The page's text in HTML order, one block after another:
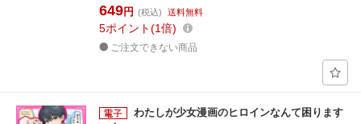
649円 (税込) 送料無料
5ポイント 1倍
ご注文できない商品
わたしが少女漫画のヒロインなんて困ります